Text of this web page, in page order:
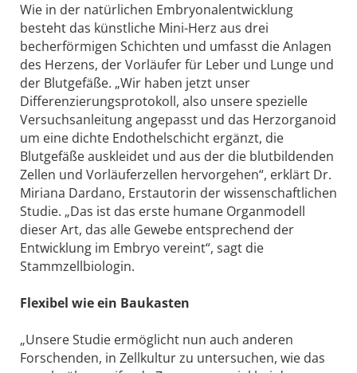
Wie in der natürlichen Embryonalentwicklung
besteht das künstliche Mini-Herz aus drei
becherförmigen Schichten und umfasst die Anlagen
des Herzens, der Vorläufer für Leber und Lunge und
der Blutgefäße. „Wir haben jetzt unser
Differenzierungsprotokoll, also unsere spezielle
Versuchsanleitung angepasst und das Herzorganoid
um eine dichte Endothelschicht ergänzt, die
Blutgefäße auskleidet und aus der die blutbildenden
Zellen und Vorläuferzellen hervorgehen“, erklärt Dr.
Miriana Dardano, Erstautorin der wissenschaftlichen
Studie. „Das ist das erste humane Organmodell
dieser Art, das alle Gewebe entsprechend der
Entwicklung im Embryo vereint“, sagt die
Stammzellbiologin.
Flexibel wie ein Baukasten
„Unsere Studie ermöglicht nun auch anderen
Forschenden, in Zellkultur zu untersuchen, wie das